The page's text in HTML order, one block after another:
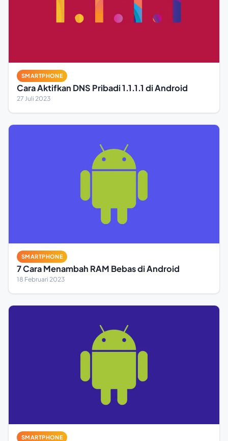
SMARTPHONE
Cara Aktifkan DNS Pribadi 1.1.1.1 di Android
27 Juli 2023
SMARTPHONE
7 Cara Menambah RAM Bebas di Android
18 Februari 2023
SMARTPHONE